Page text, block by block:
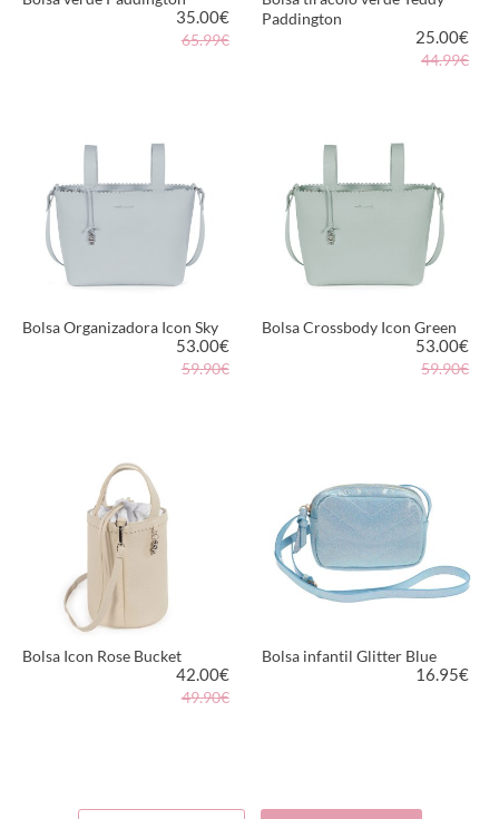
35.00€
65.99€
Paddington
25.00€
44.99€
Bolsa Organizadora Icon Sky
53.00€
59.90€
Bolsa Crossbody Icon Green
53.00€
59.90€
Bolsa Icon Rose Bucket
42.00€
49.90€
Bolsa infantil Glitter Blue
16.95€